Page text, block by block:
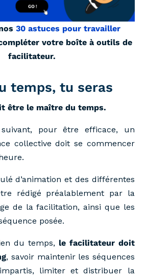
30 astuces pour travailler
votre boîte à outils de
facilitateur.
temps, tu seras
être le maître du temps.
suivant, pour être efficace, un
collective doit se commencer
d’animation et des différentes
rédigé préalablement par la
de la facilitation, ainsi que les
posée.
du temps,le facilitateur doit
, savoir maintenir les séquences
limiter et distribuer la